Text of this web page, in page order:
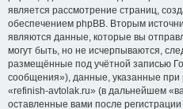
является рассмотрение страниц,
обеспечением phpBB. Вторым
являются данные, которые вы
могут быть, но не исчерпываются,
размещённые под учётной записью
сообщения»), данные, указанные при
«refinish-avtolak.ru» (в дальнейшем
оставленные вами после